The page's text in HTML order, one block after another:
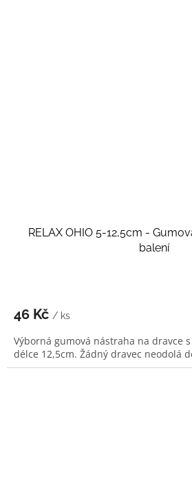
RELAX OHIO 5-12,5cm -
balení
46 Kč / ks
Výborná gumová nástraha na dravce
délce 12,5cm. Žádný dravec neodolá